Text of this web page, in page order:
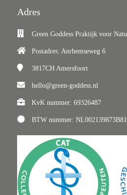
Adres
Green Goddess Praktijk voor
Postadres: Anrhemseweg 6
3817CH Amersfoort
hello@green-goddess.nl
KvK nummer: 69326487
BTW nummer: NL002139873B81